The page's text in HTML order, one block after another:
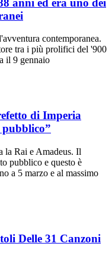
contemporanea.
tra i più prolifici del '900
il 9 gennaio
di Imperia
pubblico”
la Rai e Amadeus. Il
pubblico e questo è
a 5 marzo e al massimo
Delle 31 Canzoni